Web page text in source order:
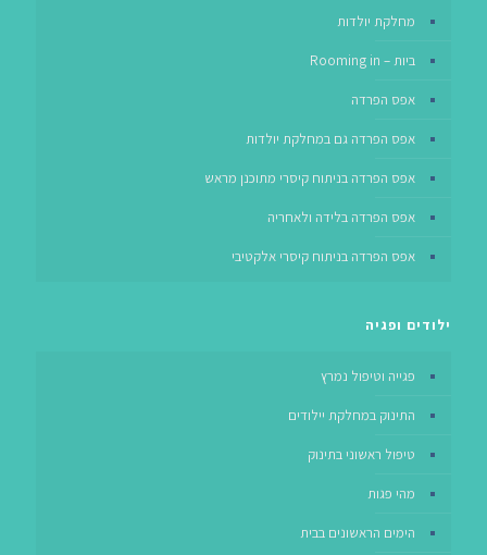
מחלקת יולדות
ביות – Rooming in
אפס הפרדה
אפס הפרדה גם במחלקת יולדות
אפס הפרדה בניתוח קיסרי מתוכנן מראש
אפס הפרדה בלידה ולאחריה
אפס הפרדה בניתוח קיסרי אלקטיבי
ילודים ופגיה
פגייה וטיפול נמרץ
התינוק במחלקת יילודים
טיפול ראשוני בתינוק
מהי פגות
הימים הראשונים בבית